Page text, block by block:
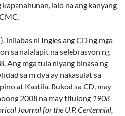
lalo na ang kanyang
inilabas ni Ingles ang CD ng mga
sa nalalapit na selebrasyon ng
Ang mga tula niyang binasa ng
sa midya ay nakasulat sa
at Kastila. Bukod sa CD, may
2008 na may titulong 1908
Journal for the U.P. Centennial,